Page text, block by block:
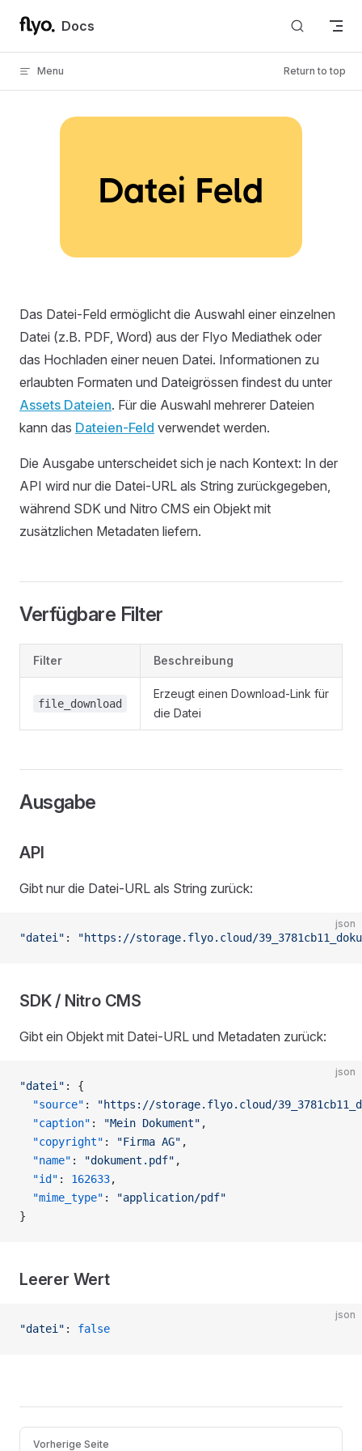
Skip to content
Docs
Menu Return to top
Datei Feld
Das Datei-Feld ermöglicht die Auswahl einer einzelnen
Datei (z.B. PDF, Word) aus der Flyo Mediathek oder
das Hochladen einer neuen Datei. Informationen zu
erlaubten Formaten und Dateigrössen findest du unter
Assets Dateien. Für die Auswahl mehrerer Dateien
kann das Dateien-Feld verwendet werden.
Die Ausgabe unterscheidet sich je nach Kontext: In der
API wird nur die Datei-URL als String zurückgegeben,
während SDK und Nitro CMS ein Objekt mit
zusätzlichen Metadaten liefern.
Verfügbare Filter
Filter Beschreibung
file_download
Erzeugt einen Download-Link für
die Datei
Ausgabe
API
Gibt nur die Datei-URL als String zurück:
json
"datei" : "https://storage.flyo.cloud/
SDK / Nitro CMS
Gibt ein Objekt mit Datei-URL und Metadaten zurück:
json
"datei" : {
  "source"
:
"https://storage.flyo.cloud/
  "caption"
: "Mein Dokument" ,
  "copyright"
: "Firma AG" ,
  "name"
: "dokument.pdf" ,
  "id"
: 162633,
  "mime_type"
:
"application/pdf"
}
Leerer Wert
json
"datei" : false
Pager
Vorherige Seite